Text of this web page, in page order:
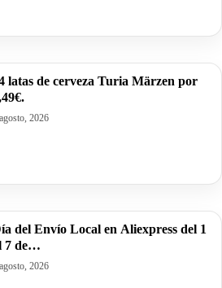
latas de cerveza Turia Märzen por
2026
del Envío Local en Aliexpress del 1
7 de…
2026